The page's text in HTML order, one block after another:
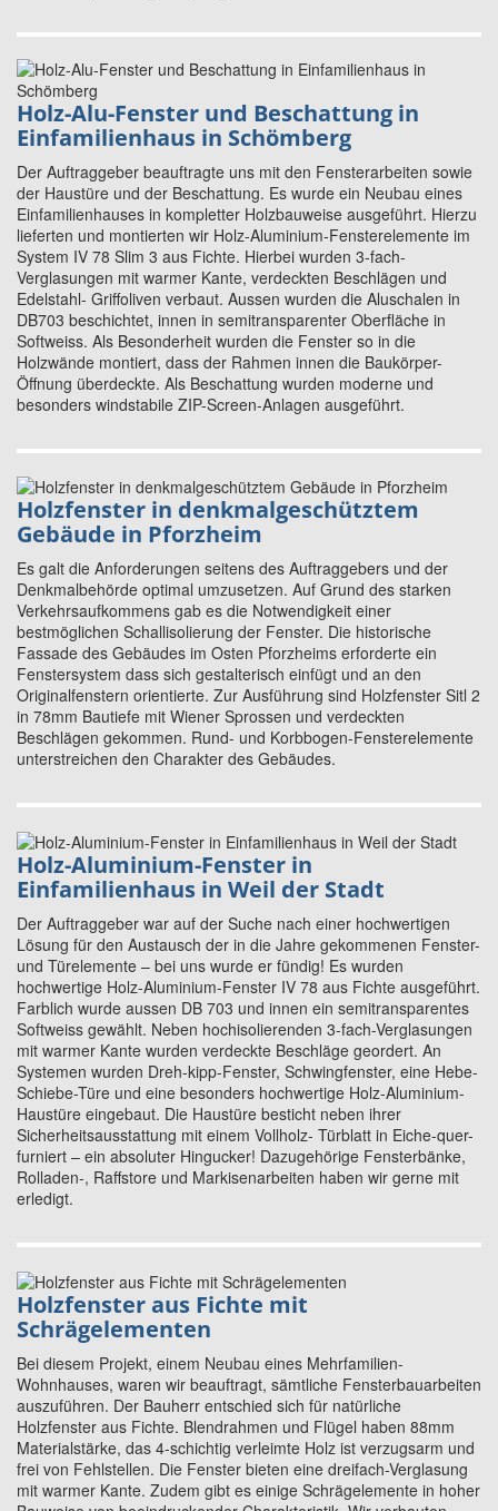
Holz-Alu-Fenster und Beschattung in
Einfamilienhaus in Schömberg
Der Auftraggeber beauftragte uns mit den Fensterarbeiten sowie
der Haustüre und der Beschattung. Es wurde ein Neubau eines
Einfamilienhauses in kompletter Holzbauweise ausgeführt. Hierzu
lieferten und montierten wir Holz-Aluminium-Fensterelemente im
System IV 78 Slim 3 aus Fichte. Hierbei wurden 3-fach-
Verglasungen mit warmer Kante, verdeckten Beschlägen und
Edelstahl- Griffoliven verbaut. Aussen wurden die Aluschalen in
DB703 beschichtet, innen in semitransparenter Oberfläche in
Softweiss. Als Besonderheit wurden die Fenster so in die
Holzwände montiert, dass der Rahmen innen die Baukörper-
Öffnung überdeckte. Als Beschattung wurden moderne und
besonders windstabile ZIP-Screen-Anlagen ausgeführt.
Holzfenster in denkmalgeschütztem
Gebäude in Pforzheim
Es galt die Anforderungen seitens des Auftraggebers und der
Denkmalbehörde optimal umzusetzen. Auf Grund des starken
Verkehrsaufkommens gab es die Notwendigkeit einer
bestmöglichen Schallisolierung der Fenster. Die historische
Fassade des Gebäudes im Osten Pforzheims erforderte ein
Fenstersystem dass sich gestalterisch einfügt und an den
Originalfenstern orientierte. Zur Ausführung sind Holzfenster Sitl 2
in 78mm Bautiefe mit Wiener Sprossen und verdeckten
Beschlägen gekommen. Rund- und Korbbogen-Fensterelemente
unterstreichen den Charakter des Gebäudes.
Holz-Aluminium-Fenster in
Einfamilienhaus in Weil der Stadt
Der Auftraggeber war auf der Suche nach einer hochwertigen
Lösung für den Austausch der in die Jahre gekommenen Fenster-
und Türelemente – bei uns wurde er fündig! Es wurden
hochwertige Holz-Aluminium-Fenster IV 78 aus Fichte ausgeführt.
Farblich wurde aussen DB 703 und innen ein semitransparentes
Softweiss gewählt. Neben hochisolierenden 3-fach-Verglasungen
mit warmer Kante wurden verdeckte Beschläge geordert. An
Systemen wurden Dreh-kipp-Fenster, Schwingfenster, eine Hebe-
Schiebe-Türe und eine besonders hochwertige Holz-Aluminium-
Haustüre eingebaut. Die Haustüre besticht neben ihrer
Sicherheitsausstattung mit einem Vollholz- Türblatt in Eiche-quer-
furniert – ein absoluter Hingucker! Dazugehörige Fensterbänke,
Rolladen-, Raffstore und Markisenarbeiten haben wir gerne mit
erledigt.
Holzfenster aus Fichte mit
Schrägelementen
Bei diesem Projekt, einem Neubau eines Mehrfamilien-
Wohnhauses, waren wir beauftragt, sämtliche Fensterbauarbeiten
auszuführen. Der Bauherr entschied sich für natürliche
Holzfenster aus Fichte. Blendrahmen und Flügel haben 88mm
Materialstärke, das 4-schichtig verleimte Holz ist verzugsarm und
frei von Fehlstellen. Die Fenster bieten eine dreifach-Verglasung
mit warmer Kante. Zudem gibt es einige Schrägelemente in hoher